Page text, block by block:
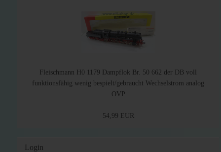
Fleischmann H0 1179 Dampflok Br. 50 662 der DB voll
funktionsfähig wenig bespielt/gebraucht Wechselstrom analog
OVP
54,99 EUR
Login